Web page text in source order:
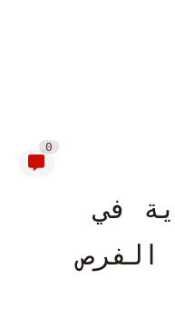
0
في
الفرص